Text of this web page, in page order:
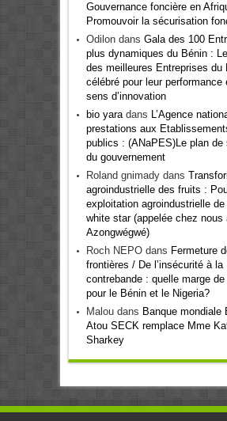
Gouvernance foncière en
Promouvoir la sécurisation
Odilondans Gala des 100
plus dynamiques du Bénin :
des meilleures Entreprises du
célébré pour leur performance
sens d’innovation
bio yaradans L’Agence
prestations aux
publics : (ANaPES)Le plan de
du gouvernement
Roland gnimadydans
agroindustrielle des fruits :
exploitation agroindustrielle
white star (appelée chez nous
Azongwégwé)
Roch NEPOdans Fermeture
frontières / De l’insécurité à la
contrebande : quelle marge
pour le Bénin et le Nigeria?
Maloudans Banque mondiale
Atou SECK remplace Mme
Sharkey